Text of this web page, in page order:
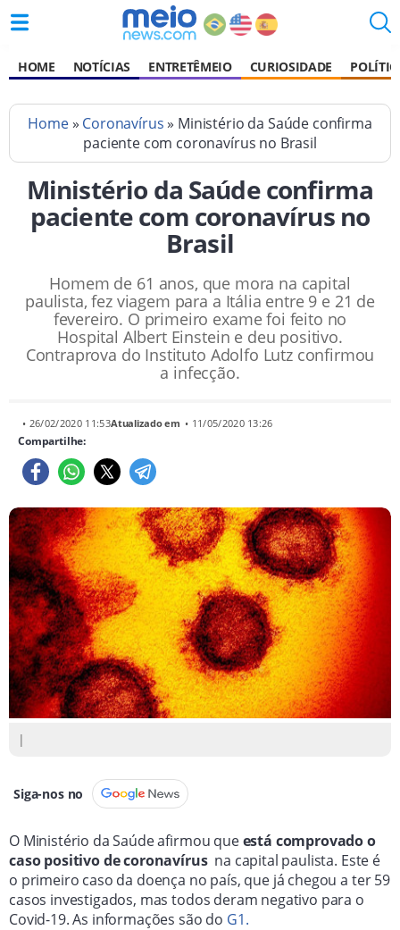
HOME NOTÍCIAS ENTRETÊMEIO CURIOSIDADE
Home» Coronavírus» Ministério da Saúde confirma
paciente com coronavírus no Brasil
Ministério da Saúde confirma
paciente com coronavírus no
Brasil
Homem de 61 anos, que mora na capital
paulista, fez viagem para a Itália entre 9 e 21 de
fevereiro. O primeiro exame foi feito no
Hospital Albert Einstein e deu positivo.
Contraprova do Instituto Adolfo Lutz confirmou
a infecção.
• 26/02/2020 11:53Atualizado em • 11/05/2020 13:26
Compartilhe:
|
Siga-nos no
O Ministério da Saúde afirmou queestá comprovado o
caso positivo de coronavírus na capital paulista. Este é
o primeiro caso da doença no país, que já chegou a ter 59
casos investigados, mas todos deram negativo para o
Covid-19. As informações são do G1.